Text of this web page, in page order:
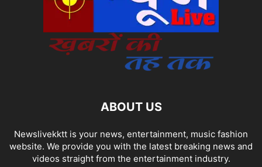
ABOUT US
Newslivekktt is your news, entertainment, music fashion
website. We provide you with the latest breaking news and
videos straight from the entertainment industry.